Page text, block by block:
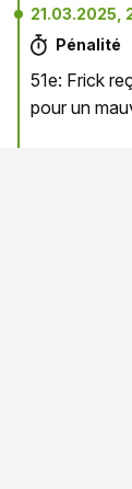
21.03.2025,
Pénalité
51e: Frick
pour un